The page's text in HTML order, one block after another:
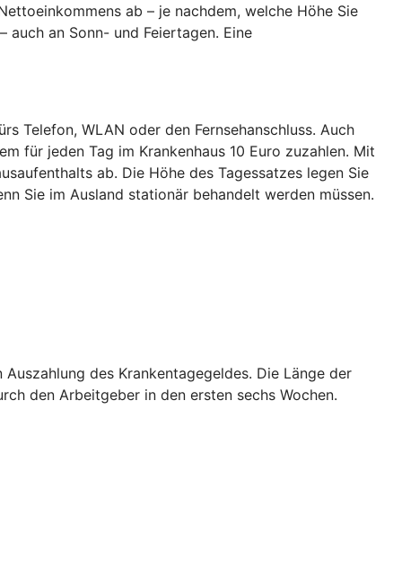
ab – je nachdem, welche Höhe Sie
an Sonn- und Feiertagen. Eine
Telefon, WLAN oder den Fernsehanschluss. Auch
für jeden Tag im Krankenhaus 10 Euro zuzahlen. Mit
ab. Die Höhe des Tagessatzes legen Sie
Sie im Ausland stationär behandelt werden müssen.
des Krankentagegeldes. Die Länge der
den Arbeitgeber in den ersten sechs Wochen.